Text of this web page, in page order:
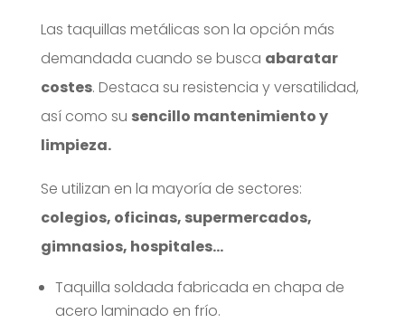
Las taquillas metálicas son la opción más
demandada cuando se busca abaratar
costes. Destaca su resistencia y versatilidad,
así como su sencillo mantenimiento y
limpieza.
Se utilizan en la mayoría de sectores:
colegios, oficinas, supermercados,
gimnasios, hospitales…
Taquilla soldada fabricada en chapa de
acero laminado en frío.